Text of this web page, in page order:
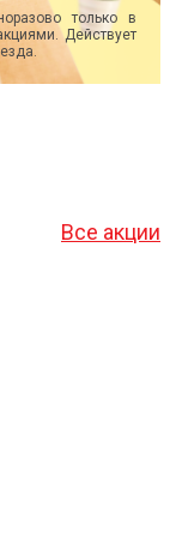
только в
Действует
Все акции